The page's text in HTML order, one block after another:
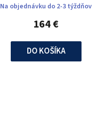
Na objednávku do 2-3 týždňov
164 €
DO KOŠÍKA